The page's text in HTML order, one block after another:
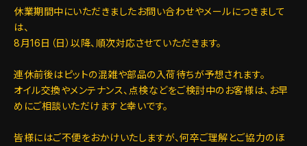
休業期間中にいただきましたお問い合わせやメールにつきまして
は、
8月16日（日）以降、順次対応させていただきます。
連休前後はピットの混雑や部品の入荷待ちが予想されます。
オイル交換やメンテナンス、点検などをご検討中のお客様は、お早
めにご相談いただけますと幸いです。
皆様にはご不便をおかけいたしますが、何卒ご理解とご協力のほ